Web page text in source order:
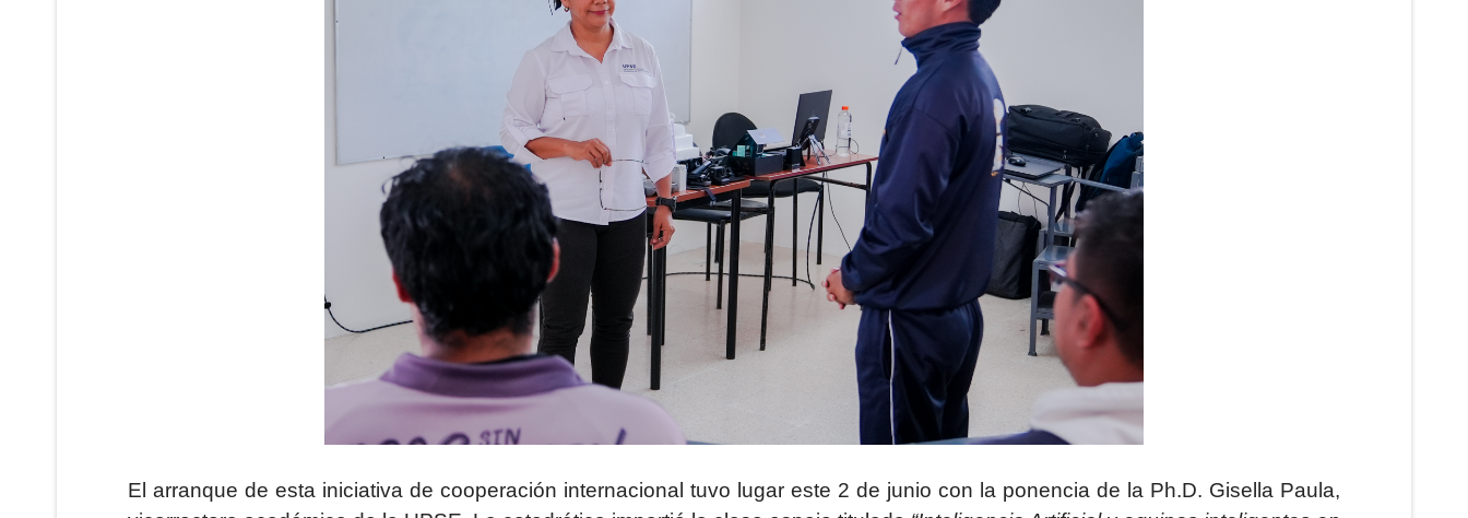
El arranque de esta iniciativa de cooperación internacional tuvo lugar este 2 de junio con la ponencia de la Ph.D. Gisella Paula,